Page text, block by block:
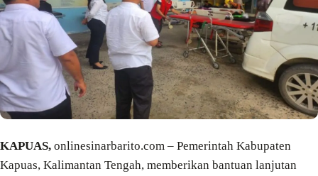
KAPUAS, onlinesinarbarito.com – Pemerintah Kabupaten
Kapuas, Kalimantan Tengah, memberikan bantuan lanjutan